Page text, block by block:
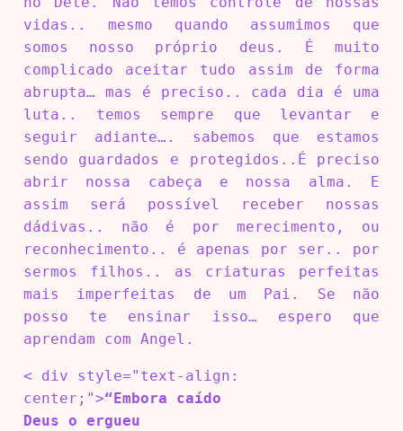
vidas.. mesmo quando assumimos que
somos nosso próprio deus. É muito
complicado aceitar tudo assim de forma
abrupta… mas é preciso.. cada dia é uma
luta.. temos sempre que levantar e
seguir adiante…. sabemos que estamos
sendo guardados e protegidos..É preciso
abrir nossa cabeça e nossa alma. E
assim será possível receber nossas
dádivas.. não é por merecimento, ou
reconhecimento.. é apenas por ser.. por
sermos filhos.. as criaturas perfeitas
mais imperfeitas de um Pai. Se não
posso te ensinar isso… espero que
aprendam com Angel.
< div style="text-align:
center;">“Embora caído
Deus o ergueu